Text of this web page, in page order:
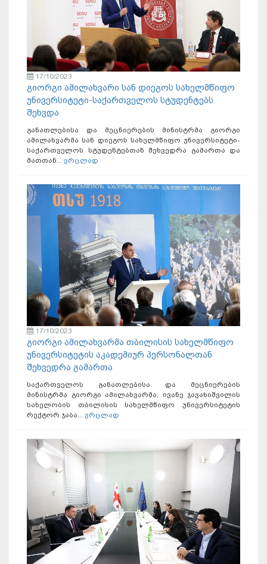
17/10/2023
გიორგი ამილახვარი სან დიეგოს სახელმწიფო
უნივერსიტეტი-საქართველოს სტუდენტებს
შეხვდა
განათლებისა და მეცნიერების მინისტრმა გიორგი
ამილახვარმა სან დიეგოს სახელმწიფო უნივერსიტეტი-
საქართველოს სტუდენტებთან შეხვედრა გამართა და
მათთან... ვრცლად
17/10/2023
გიორგი ამილახვარმა თბილისის სახელმწიფო
უნივერსიტეტის აკადემიურ პერსონალთან
შეხვედრა გამართა
საქართველოს განათლებისა და მეცნიერების
მინისტრმა გიორგი ამილახვარმა, ივანე ჯავახიშვილის
სახელობის თბილისის სახელმწიფო უნივერსიტეტის
რექტორ ჯაბა... ვრცლად